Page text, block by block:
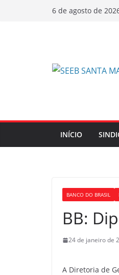
6 de agosto de
INÍCIO
BANCO DO BRASIL
BB:
24 de janeiro de
A Diretoria de